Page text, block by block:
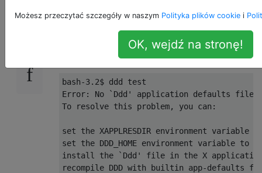
0
Próbuję zainstalować debuger DDD na moim
MAC. Zainstalował się dobrze, jednak gdy
próbuję go uruchomić, pojawia się
następujący błąd:
bash-3.2$ ddd test
Error: No
`Ddd' application defaults file
To resolve this problem, you can:
set the XAPPLRESDIR environment
set the DDD_HOME environment variable
install the
`Ddd' file in the X
recompile DDD with builtin app-defaults
Możesz przeczytać szczegóły w naszym Polityka plików cookie i
OK, wejdź na stronę!